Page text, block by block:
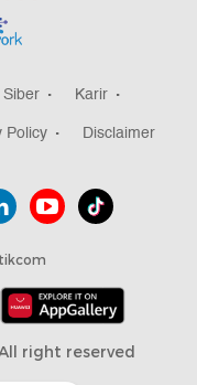
Karir
Policy Disclaimer
right reserved